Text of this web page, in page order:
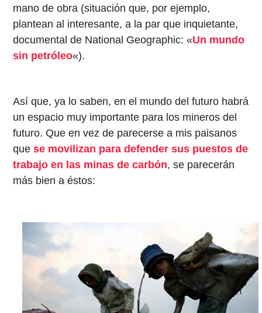
mano de obra (situación que, por ejemplo,
plantean al interesante, a la par que inquietante,
documental de National Geographic: «Un mundo
sin petróleo«).
Así que, ya lo saben, en el mundo del futuro habrá
un espacio muy importante para los mineros del
futuro. Que en vez de parecerse a mis paisanos
quese movilizan para defender sus puestos de
trabajo en las minas de carbón, se parecerán
más bien a éstos: